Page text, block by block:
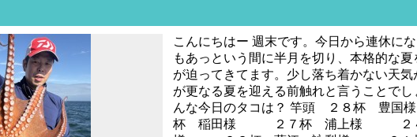
こんにちはー 週末です。今日から連休に
もあっという間に半月を切り、本格的な夏
が迫ってきてます。少し落ち着かない天気
が更なる夏を迎える前触れと言うことでし
んな今日のタコは？ 竿頭 ２８杯 豊
杯 稲田様 ２７杯 浦上様 ２